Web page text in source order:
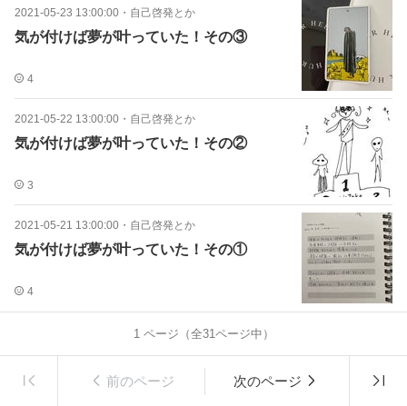
2021-05-23 13:00:00 ・ 自己啓発とか
気が付けば夢が叶っていた！その③
4
2021-05-22 13:00:00 ・ 自己啓発とか
気が付けば夢が叶っていた！その②
3
2021-05-21 13:00:00 ・ 自己啓発とか
気が付けば夢が叶っていた！その①
4
1ページ（全31ページ中）
前のページ 次のページ